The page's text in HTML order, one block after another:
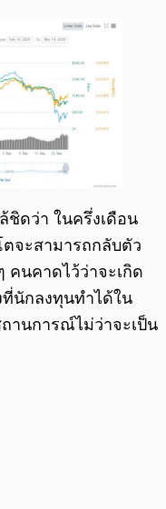
ชิดว่า ในครึ่งเดือน
จะสามารถกลับตัว
คนคาดไว้ว่าจะเกิด
ที่นักลงทุนทำได้ใน
านการณ์ไม่ว่าจะเป็น